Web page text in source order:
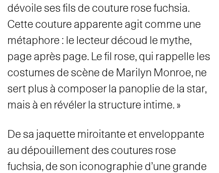
dévoile ses fils de couture rose fuchsia.
Cette couture apparente agit comme une
métaphore : le lecteur découd le mythe,
page après page. Le fil rose, qui rappelle les
costumes de scène de Marilyn Monroe, ne
sert plus à composer la panoplie de la star,
mais à en révéler la structure intime. »
De sa jaquette miroitante et enveloppante
au dépouillement des coutures rose
fuchsia, de son iconographie d’une grande